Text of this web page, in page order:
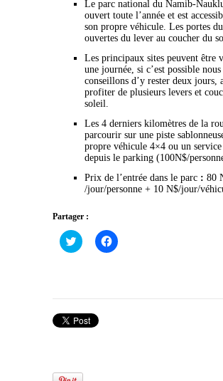
Le parc national du Namib-
ouvert toute l’année et est
son propre véhicule. Les portes
ouvertes du lever au coucher du
Les principaux sites peuvent être
une journée, si c’est possible nous
conseillons d’y rester deux jours,
profiter de plusieurs levers et
soleil.
Les 4 derniers kilomètres de la
parcourir sur une piste
propre véhicule 4×4 ou un service
depuis le parking (100N$/
Prix de l’entrée dans le parc : 80
/jour/personne + 10 N$/jour/
Partager :
Cliquez
pour
fenêtre)
Cliquez
pour